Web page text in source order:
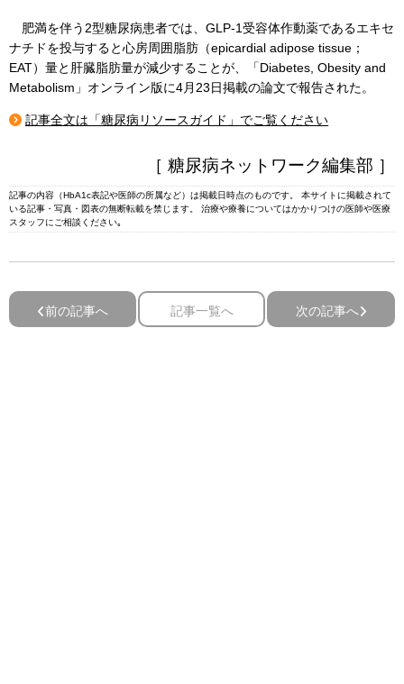
血糖トレンド
グリコアルブミン
肥満を伴う2型糖尿病患者では、GLP-1受容体作動薬であるエキセ
ナチドを投与すると心房周囲脂肪（epicardial adipose tissue；
EAT）量と肝臓脂肪量が減少することが、「Diabetes, Obesity and
Metabolism」オンライン版に4月23日掲載の論文で報告された。
記事全文は「糖尿病リソースガイド」でご覧ください
［ 糖尿病ネットワーク編集部 ］
記事の内容（HbA1c表記や医師の所属など）は掲載日時点のものです。 本サイトに掲載されて
いる記事・写真・図表の無断転載を禁じます。 治療や療養についてはかかりつけの医師や医療
スタッフにご相談ください｡
前の記事へ 記事一覧へ 次の記事へ